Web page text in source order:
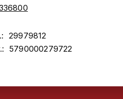
29979812
5790000279722